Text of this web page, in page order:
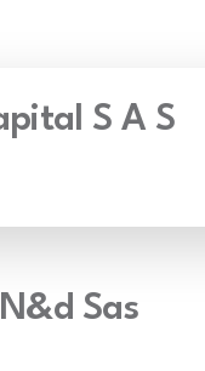
S A S
Sas